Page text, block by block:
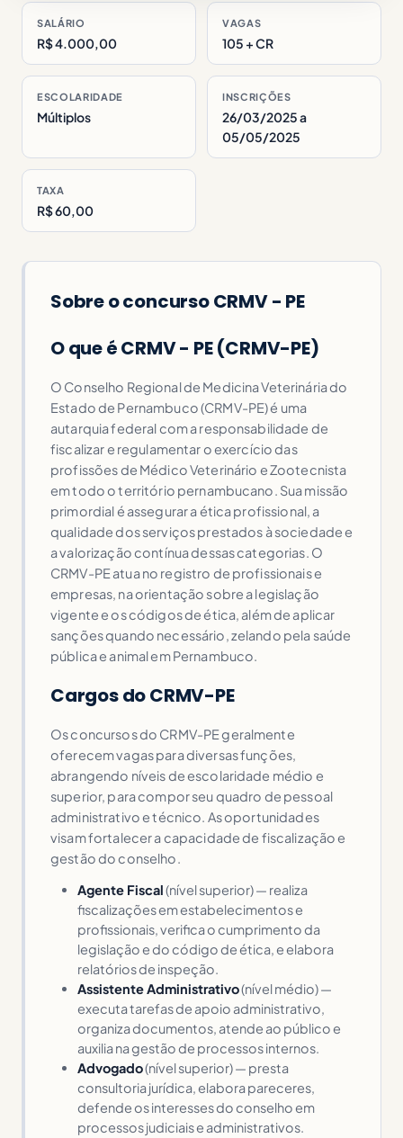
SALÁRIO
R$ 4.000,00
VAGAS
105 + CR
ESCOLARIDADE
Múltiplos
INSCRIÇÕES
26/03/2025 a
05/05/2025
TAXA
R$ 60,00
Sobre o concurso CRMV - PE
O que é CRMV - PE (CRMV-PE)
O Conselho Regional de Medicina Veterinária do
Estado de Pernambuco (CRMV-PE) é uma
autarquia federal com a responsabilidade de
fiscalizar e regulamentar o exercício das
profissões de Médico Veterinário e Zootecnista
em todo o território pernambucano. Sua missão
primordial é assegurar a ética profissional, a
qualidade dos serviços prestados à sociedade e
a valorização contínua dessas categorias. O
CRMV-PE atua no registro de profissionais e
empresas, na orientação sobre a legislação
vigente e os códigos de ética, além de aplicar
sanções quando necessário, zelando pela saúde
pública e animal em Pernambuco.
Cargos do CRMV-PE
Os concursos do CRMV-PE geralmente
oferecem vagas para diversas funções,
abrangendo níveis de escolaridade médio e
superior, para compor seu quadro de pessoal
administrativo e técnico. As oportunidades
visam fortalecer a capacidade de fiscalização e
gestão do conselho.
Agente Fiscal(nível superior) — realiza
fiscalizações em estabelecimentos e
profissionais, verifica o cumprimento da
legislação e do código de ética, e elabora
relatórios de inspeção.
Assistente Administrativo(nível médio) —
executa tarefas de apoio administrativo,
organiza documentos, atende ao público e
auxilia na gestão de processos internos.
Advogado(nível superior) — presta
consultoria jurídica, elabora pareceres,
defende os interesses do conselho em
processos judiciais e administrativos.